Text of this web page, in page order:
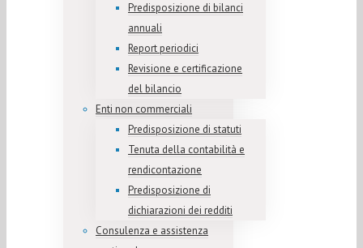
Predisposizione di bilanci
annuali
Report periodici
Revisione e certificazione
del bilancio
Enti non commerciali
Predisposizione di statuti
Tenuta della contabilità e
rendicontazione
Predisposizione di
dichiarazioni dei redditi
Consulenza e assistenza